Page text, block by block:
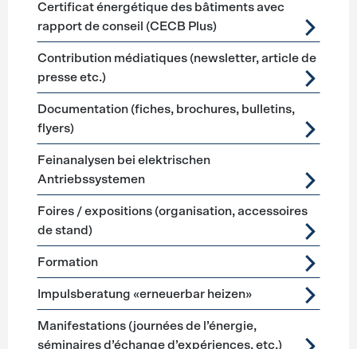
Certificat énergétique des bâtiments avec
rapport de conseil (CECB Plus)
Contribution médiatiques (newsletter, article de
presse etc.)
Documentation (fiches, brochures, bulletins,
flyers)
Feinanalysen bei elektrischen
Antriebssystemen
Foires / expositions (organisation, accessoires
de stand)
Formation
Impulsberatung «erneuerbar heizen»
Manifestations (journées de l’énergie,
séminaires d’échange d’expériences, etc.)